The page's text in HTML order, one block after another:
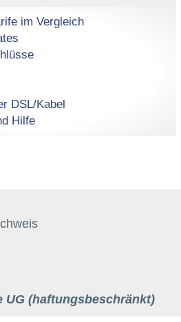
im Vergleich
DSL/Kabel
Hilfe
UG (haftungsbeschränkt)